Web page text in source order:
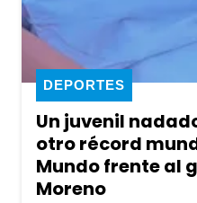
Un juvenil
otro récord
Mundo frente al
Moreno
DEPORTES